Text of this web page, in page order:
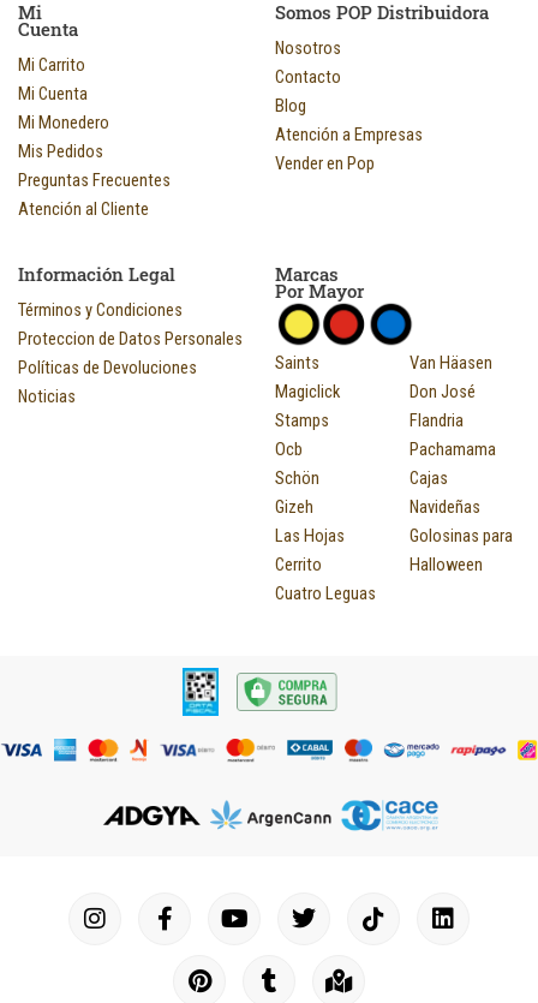
Mi
Cuenta
Mi Carrito
Mi Cuenta
Mi Monedero
Mis Pedidos
Preguntas Frecuentes
Atención al Cliente
Somos POP Distribuidora
Nosotros
Contacto
Blog
Atención a Empresas
Vender en Pop
Información Legal
Términos y Condiciones
Proteccion de Datos Personales
Políticas de Devoluciones
Noticias
Marcas
Por Mayor
Saints
Magiclick
Stamps
Ocb
Schön
Gizeh
Las Hojas
Cerrito
Cuatro Leguas
Van Häasen
Don José
Flandria
Pachamama
Cajas
Navideñas
Golosinas para
Halloween
I
n
F
a
Y
o
T
w
I
c
L
i
t
b
-